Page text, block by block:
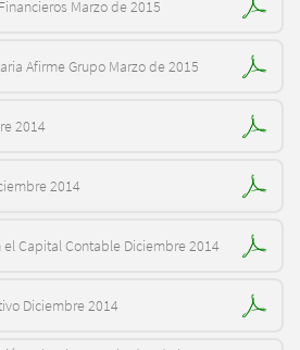
Marzo de 2015
Afirme Grupo Marzo de 2015
2014
2014
el Capital Contable Diciembre 2014
Diciembre 2014